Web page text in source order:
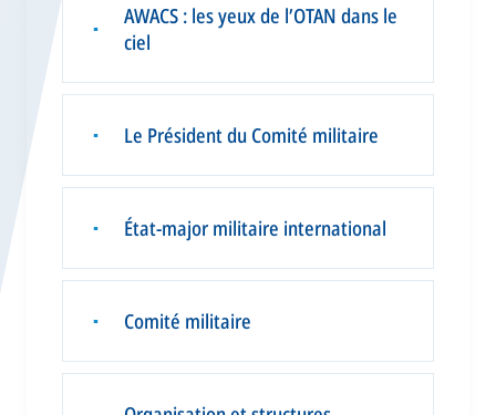
▪
AWACS : les yeux de l’OTAN dans le
ciel
▪ Le Président du Comité militaire
▪ État-major militaire international
▪ Comité militaire